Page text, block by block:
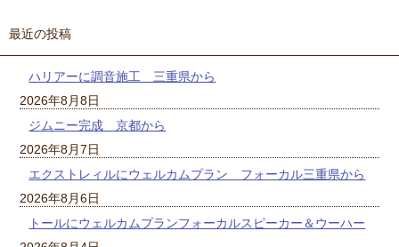
最近の投稿
ハリアーに調音施工 三重県から
2026年8月8日
ジムニー完成 京都から
2026年8月7日
エクストレィルにウェルカムプラン フォーカル三重県から
2026年8月6日
トールにウェルカムプランフォーカルスピーカー＆ウーハー